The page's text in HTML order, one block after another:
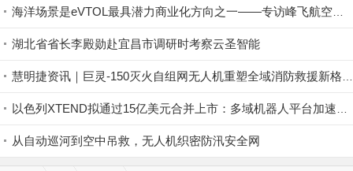
湖北省省长李殿勋赴宜昌市调研时考察云圣智能
从自动巡河到空中吊救，无人机织密防汛安全网